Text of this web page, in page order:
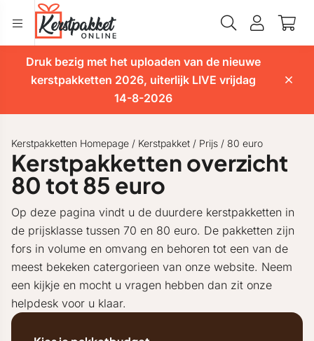
Druk bezig met het uploaden van de nieuwe
kerstpakketten 2026, uiterlijk LIVE vrijdag
14-8-2026
Kerstpakketten Homepage / Kerstpakket / Prijs / 80 euro
Kerstpakketten overzicht
80 tot 85 euro
Op deze pagina vindt u de duurdere kerstpakketten in
de prijsklasse tussen 70 en 80 euro. De pakketten zijn
fors in volume en omvang en behoren tot een van de
meest bekeken catergorieen van onze website. Neem
een kijkje en mocht u vragen hebben dan zit onze
helpdesk voor u klaar.